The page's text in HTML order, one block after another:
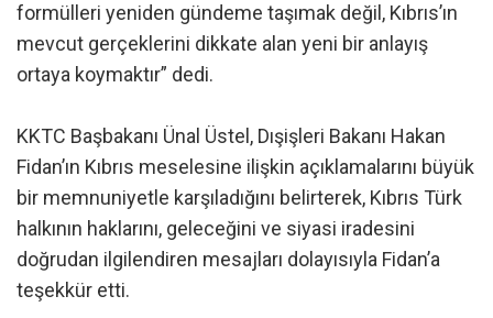
formülleri yeniden gündeme taşımak değil, Kıbrıs’ın
mevcut gerçeklerini dikkate alan yeni bir anlayış
ortaya koymaktır” dedi.
KKTC Başbakanı Ünal Üstel, Dışişleri Bakanı Hakan
Fidan’ın Kıbrıs meselesine ilişkin açıklamalarını büyük
bir memnuniyetle karşıladığını belirterek, Kıbrıs Türk
halkının haklarını, geleceğini ve siyasi iradesini
doğrudan ilgilendiren mesajları dolayısıyla Fidan’a
teşekkür etti.